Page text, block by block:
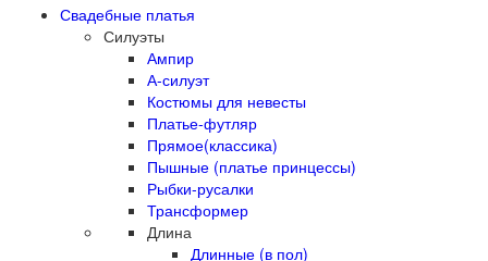
Свадебные платья
Силуэты
Ампир
А-силуэт
Костюмы для невесты
Платье-футляр
Прямое(классика)
Пышные (платье принцессы)
Рыбки-русалки
Трансформер
Длина
Длинные (в пол)